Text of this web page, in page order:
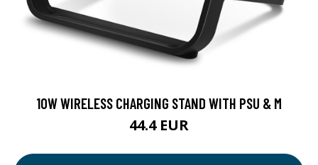
10W WIRELESS CHARGING STAND WITH PSU & M
44.4 EUR